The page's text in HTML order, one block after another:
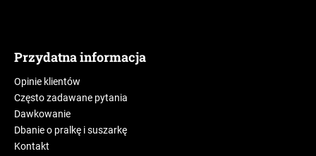
Przydatna informacja
Opinie klientów
Często zadawane pytania
Dawkowanie
Dbanie o pralkę i suszarkę
Kontakt